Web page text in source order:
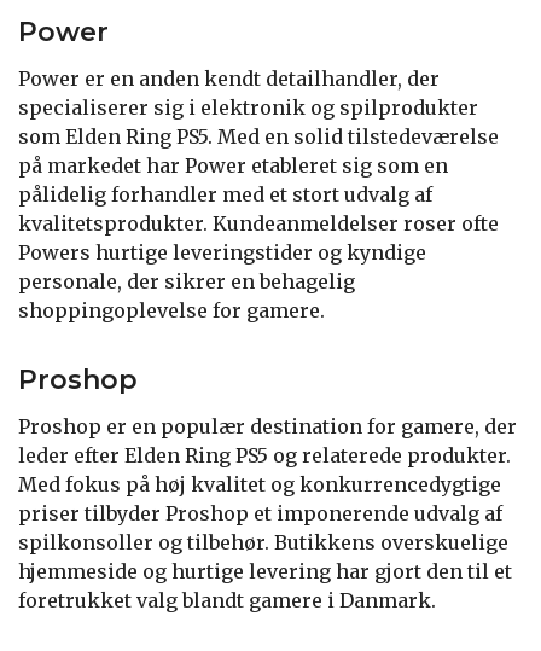
Power
Power er en anden kendt detailhandler, der
specialiserer sig i elektronik og spilprodukter
som Elden Ring PS5. Med en solid tilstedeværelse
på markedet har Power etableret sig som en
pålidelig forhandler med et stort udvalg af
kvalitetsprodukter. Kundeanmeldelser roser ofte
Powers hurtige leveringstider og kyndige
personale, der sikrer en behagelig
shoppingoplevelse for gamere.
Proshop
Proshop er en populær destination for gamere, der
leder efter Elden Ring PS5 og relaterede produkter.
Med fokus på høj kvalitet og konkurrencedygtige
priser tilbyder Proshop et imponerende udvalg af
spilkonsoller og tilbehør. Butikkens overskuelige
hjemmeside og hurtige levering har gjort den til et
foretrukket valg blandt gamere i Danmark.